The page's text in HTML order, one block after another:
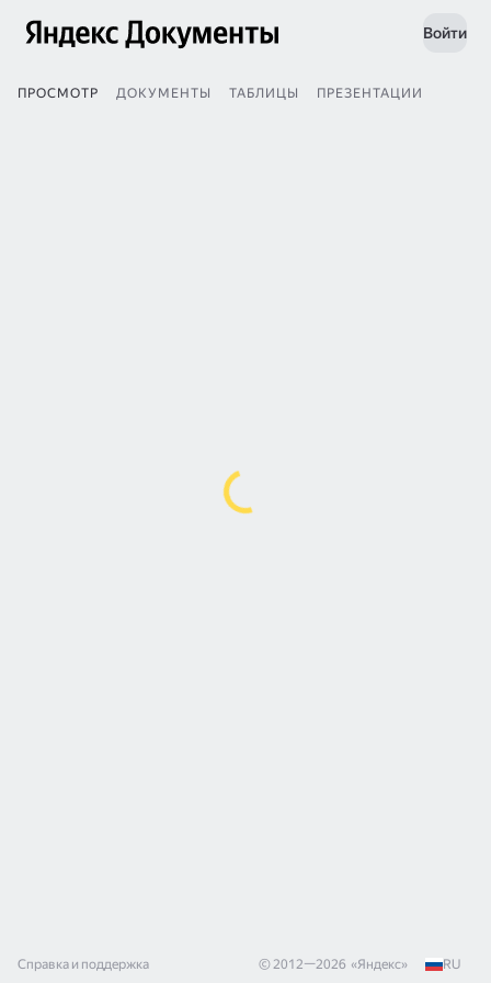
Войти
ПРОСМОТР ДОКУМЕНТЫ ТАБЛИЦЫ ПРЕЗЕНТАЦИИ
Справка и поддержка © 2012—2026 «Яндекс» RU